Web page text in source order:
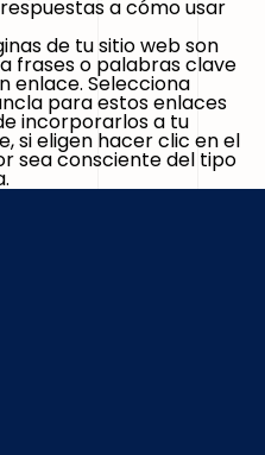
a cómo usar
de tu sitio web son
frases o palabras clave
enlace. Selecciona
para estos enlaces
incorporarlos a tu
si eligen hacer clic en el
sea consciente del tipo